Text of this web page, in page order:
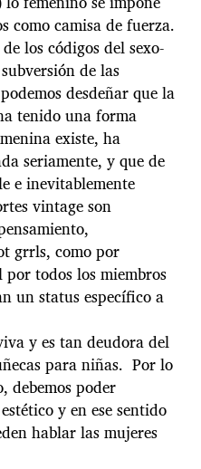
como camisa de fuerza.
los códigos del sexo-
de las
desdeñar que la
tenido una forma
existe, ha
seriamente, y que de
e inevitablemente
vintage son
grrls, como por
por todos los miembros
un status específico a
y es tan deudora del
para niñas. Por lo
debemos poder
y en ese sentido
hablar las mujeres